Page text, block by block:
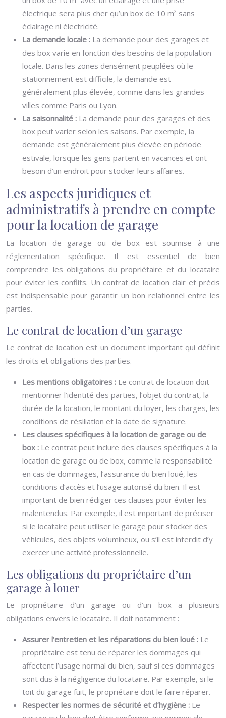
électrique sera plus cher qu’un box de 10 m² sans
éclairage ni électricité.
La demande locale : La demande pour des garages et
des box varie en fonction des besoins de la population
locale. Dans les zones densément peuplées où le
stationnement est difficile, la demande est
généralement plus élevée, comme dans les grandes
villes comme Paris ou Lyon.
La saisonnalité : La demande pour des garages et des
box peut varier selon les saisons. Par exemple, la
demande est généralement plus élevée en période
estivale, lorsque les gens partent en vacances et ont
besoin d’un endroit pour stocker leurs affaires.
Les aspects juridiques et
administratifs à prendre en compte
pour la location de garage
La location de garage ou de box est soumise à une
réglementation spécifique. Il est essentiel de bien
comprendre les obligations du propriétaire et du locataire
pour éviter les conflits. Un contrat de location clair et précis
est indispensable pour garantir un bon relationnel entre les
parties.
Le contrat de location d’un garage
Le contrat de location est un document important qui définit
les droits et obligations des parties.
Les mentions obligatoires : Le contrat de location doit
mentionner l’identité des parties, l’objet du contrat, la
durée de la location, le montant du loyer, les charges, les
conditions de résiliation et la date de signature.
Les clauses spécifiques à la location de garage ou de
box : Le contrat peut inclure des clauses spécifiques à la
location de garage ou de box, comme la responsabilité
en cas de dommages, l’assurance du bien loué, les
conditions d’accès et l’usage autorisé du bien. Il est
important de bien rédiger ces clauses pour éviter les
malentendus. Par exemple, il est important de préciser
si le locataire peut utiliser le garage pour stocker des
véhicules, des objets volumineux, ou s’il est interdit d’y
exercer une activité professionnelle.
Les obligations du propriétaire d’un
garage à louer
Le propriétaire d’un garage ou d’un box a plusieurs
obligations envers le locataire. Il doit notamment :
Assurer l’entretien et les réparations du bien loué : Le
propriétaire est tenu de réparer les dommages qui
affectent l’usage normal du bien, sauf si ces dommages
sont dus à la négligence du locataire. Par exemple, si le
toit du garage fuit, le propriétaire doit le faire réparer.
Respecter les normes de sécurité et d’hygiène : Le